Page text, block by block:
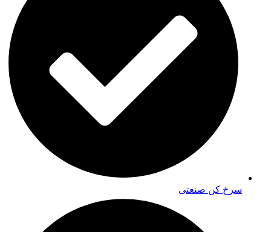
سرخ کن صنعتی